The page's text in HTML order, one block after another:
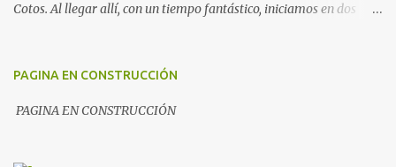
Cotos. Al llegar allí, con un tiempo fantástico, iniciamos en dos
amenazar: una nube bien densa, que a esa altura se convirtió en
tomamos el aperitivo y nos preparamos para comer en La Cantina
PAGINA EN CONSTRUCCIÓN
PAGINA EN CONSTRUCCIÓN